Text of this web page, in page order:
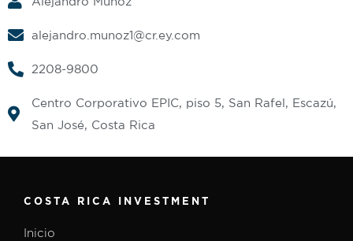
alejandro.munoz1@cr.ey.com
2208-9800
Centro Corporativo EPIC, piso 5, San Rafel, Escazú,
San José, Costa Rica
COSTA RICA INVESTMENT
Inicio